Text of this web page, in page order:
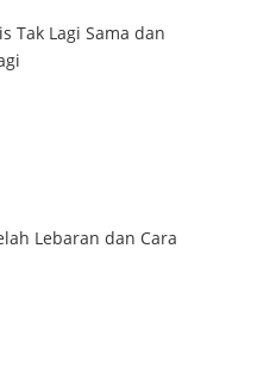
Tak Lagi Sama dan
Lebaran dan Cara